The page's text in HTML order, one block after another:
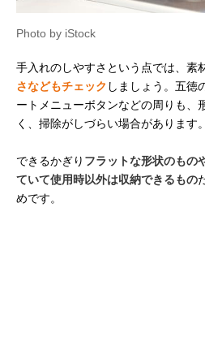
Photo by iStock
手入れのしやすさという点では、素
さなどもチェック しましょう。五徳
ートメニューボタンなどの周りも、
く、掃除がしづらい場合があります。
できるかぎり フラットな形状のもの
ていて使用時以外は収納できるもの
めです。